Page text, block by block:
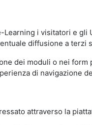
i visitatori e
diffusione a terzi
dei moduli o nei
di navigazione
attraverso la